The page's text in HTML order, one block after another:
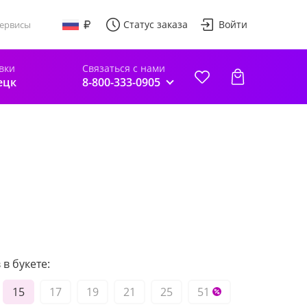
Статус заказа Войти
Связаться с нами
8-800-333-0905
букете:
15
17 19 21 25 51